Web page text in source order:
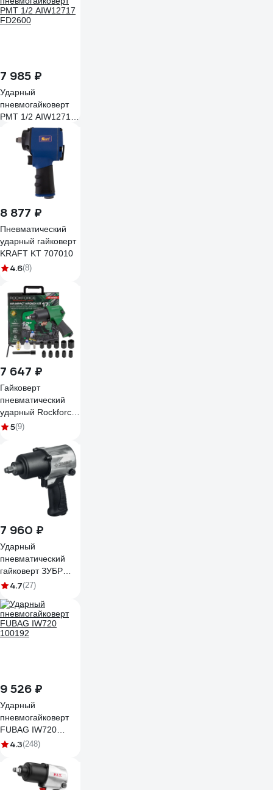
7 985 ₽
Ударный
пневмогайковерт
РМТ 1/2 AIW12717
FD2600
8 877 ₽
Пневматический
ударный гайковерт
KRAFT KT 707010
4.6(8)
7 647 ₽
Гайковерт
пневматический
ударный Rockforce
1/2 (690Нм) в
набором
инструментов, 17
предметов RF-NC-
4230Q (61574)
5(9)
7 960 ₽
Ударный
пневматический
гайковерт ЗУБР
ПГ-720 1/2", 720 Нм
4.7(27)
9 526 ₽
Ударный
пневмогайковерт
FUBAG IW720
100192
4.3(248)